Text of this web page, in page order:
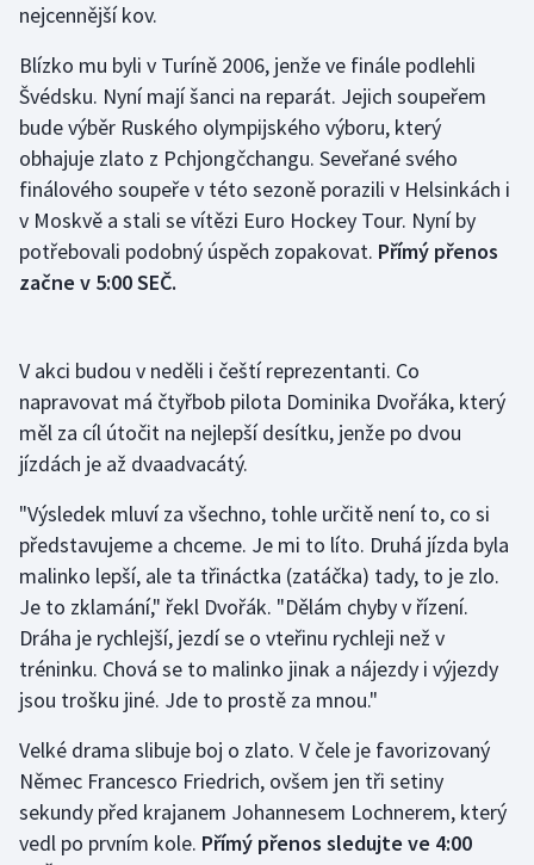
Jezdectví
Judo
Krasobruslení
Lezení
Moderní pětiboj
Motorsport
Olympijské hry
Parasport
Plavání
Plážový volejbal
Rychlobruslení
Rychlostní kanoistika
nejcennější kov.
Blízko mu byli v Turíně 2006, jenže ve finále podlehli
Švédsku. Nyní mají šanci na reparát. Jejich soupeřem
bude výběr Ruského olympijského výboru, který
obhajuje zlato z Pchjongčchangu. Seveřané svého
finálového soupeře v této sezoně porazili v Helsinkách i
v Moskvě a stali se vítězi Euro Hockey Tour. Nyní by
potřebovali podobný úspěch zopakovat. Přímý přenos
začne v 5:00 SEČ.
V akci budou v neděli i čeští reprezentanti. Co
napravovat má čtyřbob pilota Dominika Dvořáka, který
měl za cíl útočit na nejlepší desítku, jenže po dvou
jízdách je až dvaadvacátý.
"Výsledek mluví za všechno, tohle určitě není to, co si
představujeme a chceme. Je mi to líto. Druhá jízda byla
malinko lepší, ale ta třináctka (zatáčka) tady, to je zlo.
Je to zklamání," řekl Dvořák. "Dělám chyby v řízení.
Dráha je rychlejší, jezdí se o vteřinu rychleji než v
tréninku. Chová se to malinko jinak a nájezdy i výjezdy
jsou trošku jiné. Jde to prostě za mnou."
Velké drama slibuje boj o zlato. V čele je favorizovaný
Němec Francesco Friedrich, ovšem jen tři setiny
sekundy před krajanem Johannesem Lochnerem, který
vedl po prvním kole. Přímý přenos sledujte ve 4:00